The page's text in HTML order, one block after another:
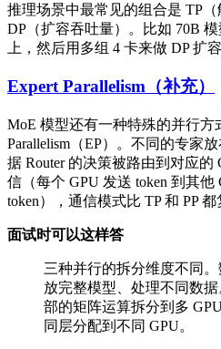
推理场景中最常见的组合是 TP
DP（扩容吞吐量）。比如 70B
上，然后用多组 4 卡来做 DP 扩容
Expert Parallelism（补充）
MoE 模型还有一种特殊的并行
Parallelism（EP）。不同的专家
据 Router 的决策被路由到对应的
信（每个 GPU 发送 token 到其他
token），通信模式比 TP 和 PP 都
面试时可以这样答
三种并行的拆分维度不同
放完整模型、处理不同数
部的矩阵运算拆分到多
同层分配到不同 GPU。